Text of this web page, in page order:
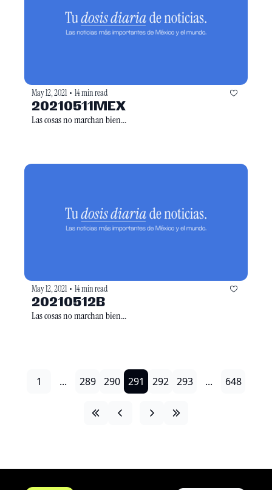
May 12, 2021 • 14 min read
20210511MEX
Las cosas no marchan bien...
May 12, 2021 • 14 min read
20210512B
Las cosas no marchan bien...
1 ... 289 290 291 292 293 ... 648